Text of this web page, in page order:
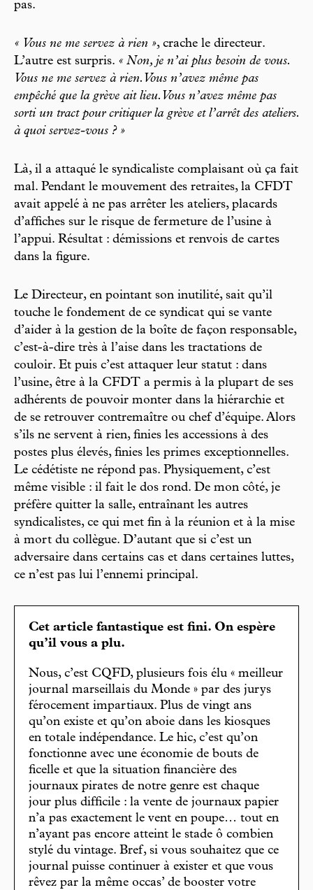
pas.
« Vous ne me servez à rien », crache le directeur.
L’autre est surpris. « Non, je n’ai plus besoin de vous.
Vous ne me servez à rien. Vous n’avez même pas
empêché que la grève ait lieu. Vous n’avez même pas
sorti un tract pour critiquer la grève et l’arrêt des ateliers.
à quoi servez-vous ? »
Là, il a attaqué le syndicaliste complaisant où ça fait
mal. Pendant le mouvement des retraites, la CFDT
avait appelé à ne pas arrêter les ateliers, placards
d’affiches sur le risque de fermeture de l’usine à
l’appui. Résultat : démissions et renvois de cartes
dans la figure.
Le Directeur, en pointant son inutilité, sait qu’il
touche le fondement de ce syndicat qui se vante
d’aider à la gestion de la boîte de façon responsable,
c’est-à-dire très à l’aise dans les tractations de
couloir. Et puis c’est attaquer leur statut : dans
l’usine, être à la CFDT a permis à la plupart de ses
adhérents de pouvoir monter dans la hiérarchie et
de se retrouver contremaître ou chef d’équipe. Alors
s’ils ne servent à rien, finies les accessions à des
postes plus élevés, finies les primes exceptionnelles.
Le cédétiste ne répond pas. Physiquement, c’est
même visible : il fait le dos rond. De mon côté, je
préfère quitter la salle, entraînant les autres
syndicalistes, ce qui met fin à la réunion et à la mise
à mort du collègue. D’autant que si c’est un
adversaire dans certains cas et dans certaines luttes,
ce n’est pas lui l’ennemi principal.
Cet article fantastique est fini. On espère
qu’il vous a plu.
Nous, c’est CQFD, plusieurs fois élu « meilleur
journal marseillais du Monde » par des jurys
férocement impartiaux. Plus de vingt ans
qu’on existe et qu’on aboie dans les kiosques
en totale indépendance. Le hic, c’est qu’on
fonctionne avec une économie de bouts de
ficelle et que la situation financière des
journaux pirates de notre genre est chaque
jour plus difficile : la vente de journaux papier
n’a pas exactement le vent en poupe… tout en
n’ayant pas encore atteint le stade ô combien
stylé du vintage. Bref, si vous souhaitez que ce
journal puisse continuer à exister et que vous
rêvez par la même occas’ de booster votre